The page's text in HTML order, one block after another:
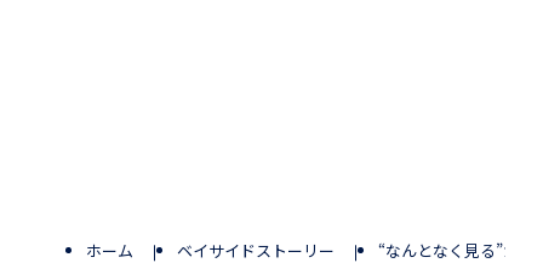
ホーム ベイサイドストーリー “なんとなく見る”から